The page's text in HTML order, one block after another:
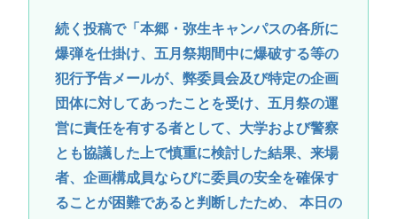
続く投稿で「本郷・弥生キャンパスの各所に
爆弾を仕掛け、五月祭期間中に爆破する等の
犯行予告メールが、弊委員会及び特定の企画
団体に対してあったことを受け、五月祭の運
営に責任を有する者として、大学および警察
とも協議した上で慎重に検討した結果、来場
者、企画構成員ならびに委員の安全を確保す
ることが困難であると判断したため、 本日の